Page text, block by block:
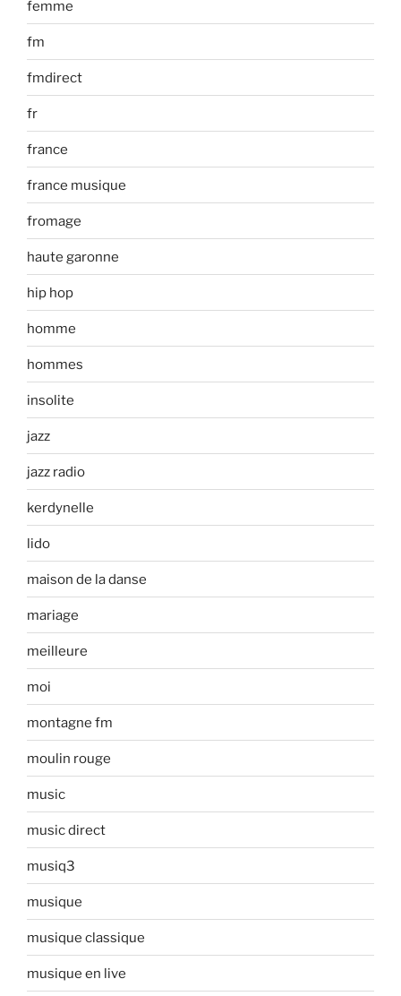
femme
fm
fmdirect
fr
france
france musique
fromage
haute garonne
hip hop
homme
hommes
insolite
jazz
jazz radio
kerdynelle
lido
maison de la danse
mariage
meilleure
moi
montagne fm
moulin rouge
music
music direct
musiq3
musique
musique classique
musique en live